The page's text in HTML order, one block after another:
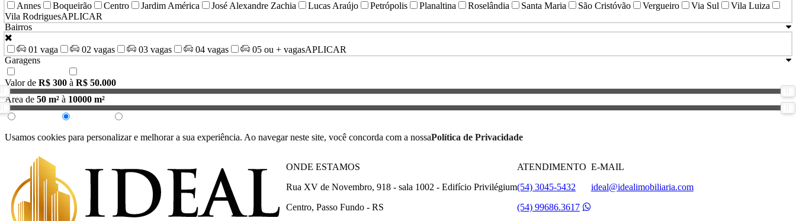
Annes Boqueirão Centro Jardim América José Alexandre Zachia Lucas Araújo Petrópolis Planaltina Roselândia Santa Maria São Cristóvão Vergueiro Via Sul
Vila Luiza
Vila RodriguesAPLICAR
Bairros
01 vaga 02 vagas 03 vagas 04 vagas 05 ou + vagasAPLICAR
Garagens
Valor de R$ 300 à R$ 50.000
Área de 50 m² à 10000 m²
Usamos cookies para personalizar e melhorar a sua experiência. Ao navegar neste site, você concorda com a nossaPolítica de Privacidade
ONDE ESTAMOS
Rua XV de Novembro, 918 - sala 1002 - Edifício Privilégium
Centro, Passo Fundo - RS
ATENDIMENTO
(54) 3045-5432
(54) 99686.3617
E-MAIL
ideal@idealimobiliaria.com